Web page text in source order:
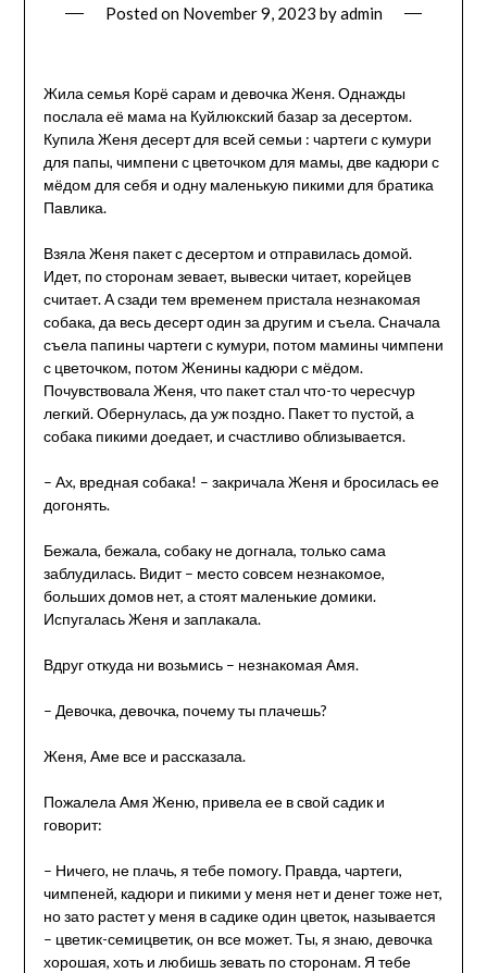
Posted on November 9, 2023 byadmin
Жила семья Корё сарам и девочка Женя. Однажды
послала её мама на Куйлюкский базар за десертом.
Купила Женя десерт для всей семьи : чартеги с кумури
для папы, чимпени с цветочком для мамы, две кадюри с
мёдом для себя и одну маленькую пикими для братика
Павлика.
Взяла Женя пакет с десертом и отправилась домой.
Идет, по сторонам зевает, вывески читает, корейцев
считает. А сзади тем временем пристала незнакомая
собака, да весь десерт один за другим и съела. Сначала
съела папины чартеги с кумури, потом мамины чимпени
с цветочком, потом Женины кадюри с мёдом.
Почувствовала Женя, что пакет стал что-то чересчур
легкий. Обернулась, да уж поздно. Пакет то пустой, а
собака пикими доедает, и счастливо облизывается.
– Ах, вредная собака! – закричала Женя и бросилась ее
догонять.
Бежала, бежала, собаку не догнала, только сама
заблудилась. Видит – место совсем незнакомое,
больших домов нет, а стоят маленькие домики.
Испугалась Женя и заплакала.
Вдруг откуда ни возьмись – незнакомая Амя.
– Девочка, девочка, почему ты плачешь?
Женя, Аме все и рассказала.
Пожалела Амя Женю, привела ее в свой садик и
говорит:
– Ничего, не плачь, я тебе помогу. Правда, чартеги,
чимпеней, кадюри и пикими у меня нет и денег тоже нет,
но зато растет у меня в садике один цветок, называется
– цветик-семицветик, он все может. Ты, я знаю, девочка
хорошая, хоть и любишь зевать по сторонам. Я тебе